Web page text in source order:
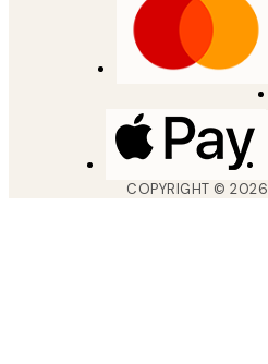
COPYRIGHT ©2026